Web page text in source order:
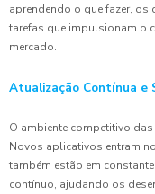
aprendendo o que fazer, os
tarefas que impulsionam o
mercado.
Atualização Contínua e
O ambiente competitivo
Novos aplicativos entram
também estão em
contínuo, ajudando os